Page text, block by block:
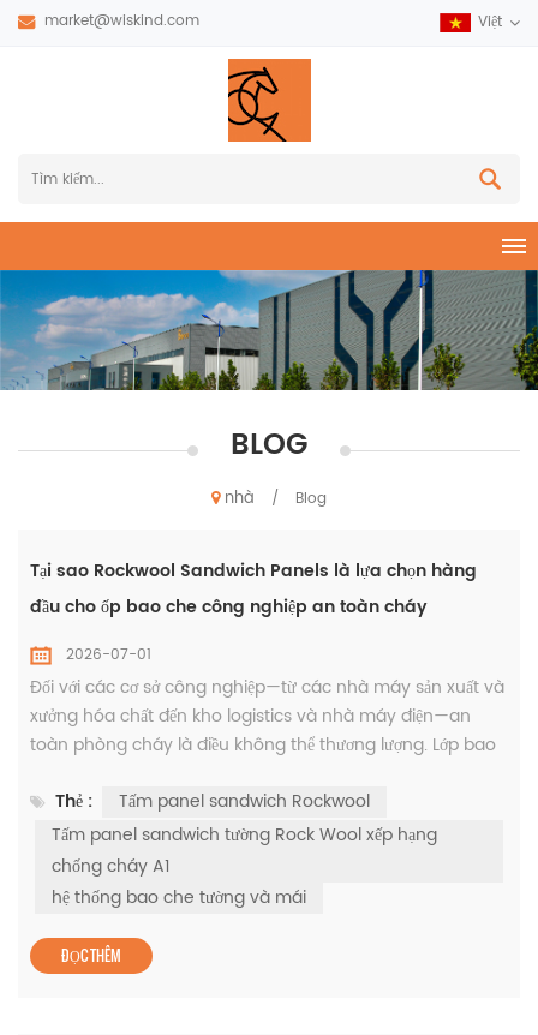
market@wiskind.com Việt
BLOG
nhà / Blog
Tại sao Rockwool Sandwich Panels là lựa chọn hàng
đầu cho ốp bao che công nghiệp an toàn cháy
2026-07-01
Đối với các cơ sở công nghiệp—từ các nhà máy sản xuất và
xưởng hóa chất đến kho logistics và nhà máy điện—an
toàn phòng cháy là điều không thể thương lượng. Lớp bao
truyền của lửa, và việc lựa chọn vật liệu ốp bao che phù hợp
tác động trực tiếp đến an toàn người sử dụng, bảo vệ tài sản
và tuân thủ quy định. Trong số tất cả các giải pháp t...
Thẻ :
Tấm panel sandwich Rockwool
Tấm panel sandwich tường Rock Wool xếp hạng
chống cháy A1
hệ thống bao che tường và mái
ĐỌC THÊM